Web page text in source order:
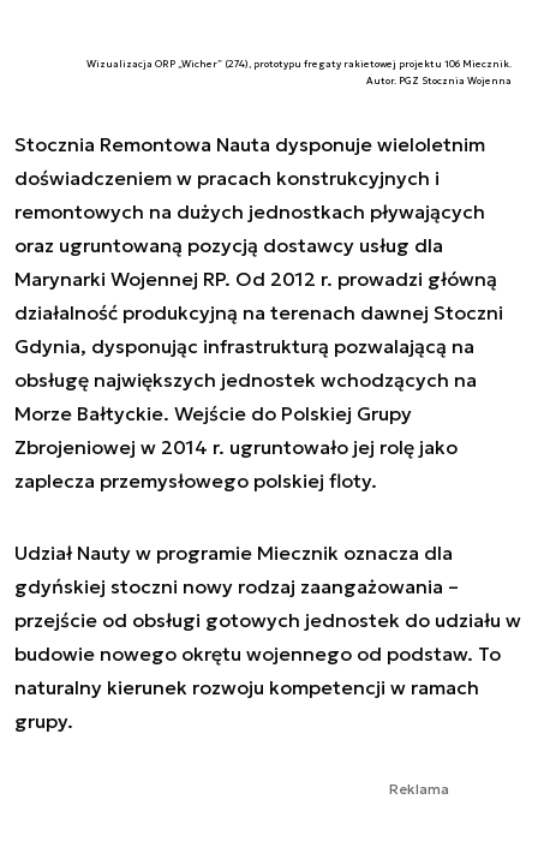
Wizualizacja ORP „Wicher” (274), prototypu fregaty rakietowej projektu 106 Miecznik.
Autor. PGZ Stocznia Wojenna
Stocznia Remontowa Nauta dysponuje wieloletnim
doświadczeniem w pracach konstrukcyjnych i
remontowych na dużych jednostkach pływających
oraz ugruntowaną pozycją dostawcy usług dla
Marynarki Wojennej RP. Od 2012 r. prowadzi główną
działalność produkcyjną na terenach dawnej Stoczni
Gdynia, dysponując infrastrukturą pozwalającą na
obsługę największych jednostek wchodzących na
Morze Bałtyckie. Wejście do Polskiej Grupy
Zbrojeniowej w 2014 r. ugruntowało jej rolę jako
zaplecza przemysłowego polskiej floty.
Udział Nauty w programie Miecznik oznacza dla
gdyńskiej stoczni nowy rodzaj zaangażowania –
przejście od obsługi gotowych jednostek do udziału w
budowie nowego okrętu wojennego od podstaw. To
naturalny kierunek rozwoju kompetencji w ramach
grupy.
Reklama